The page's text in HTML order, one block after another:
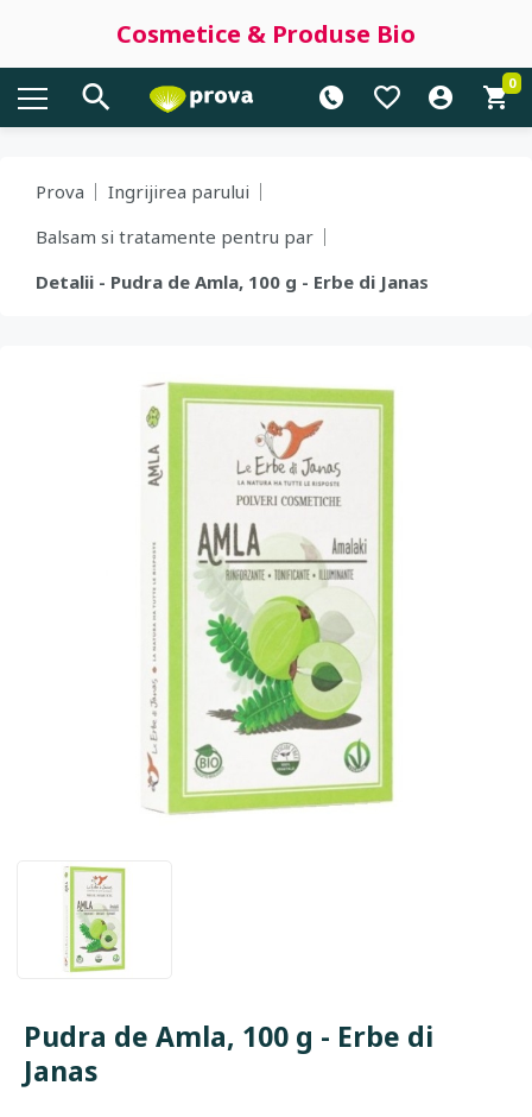
Cosmetice & Produse Bio
0
Prova
Ingrijirea parului
Balsam si tratamente pentru par
Detalii - Pudra de Amla, 100 g - Erbe di Janas
Pudra de Amla, 100 g - Erbe di
Janas